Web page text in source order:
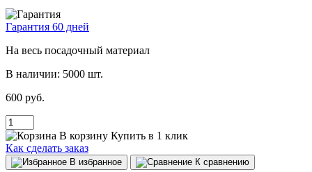
Гарантия 60 дней
На весь посадочный материал
В наличии: 5000 шт.
600 руб.
В корзину Купить в 1 клик
Как сделать заказ
В избранное К сравнению